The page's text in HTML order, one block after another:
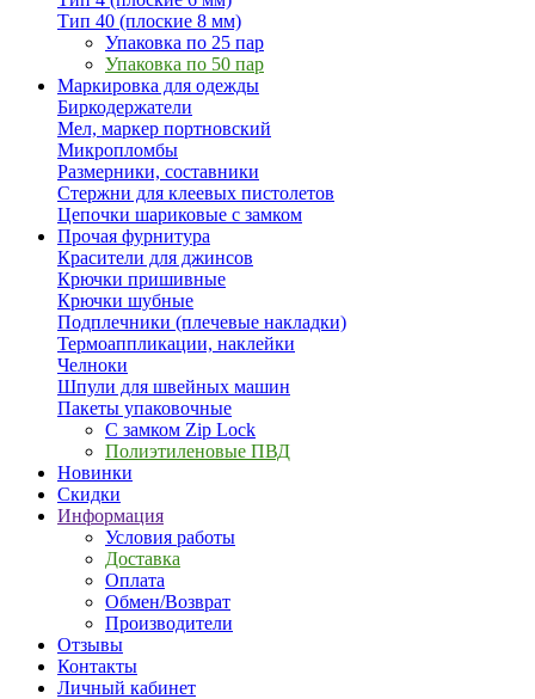
Тип 40 (плоские 8 мм)
Упаковка по 25 пар
Упаковка по 50 пар
Маркировка для одежды
Биркодержатели
Мел, маркер портновский
Микропломбы
Размерники, составники
Стержни для клеевых пистолетов
Цепочки шариковые с замком
Прочая фурнитура
Красители для джинсов
Крючки пришивные
Крючки шубные
Подплечники (плечевые накладки)
Термоаппликации, наклейки
Челноки
Шпули для швейных машин
Пакеты упаковочные
С замком Zip Lock
Полиэтиленовые ПВД
Новинки
Скидки
Информация
Условия работы
Доставка
Оплата
Обмен/Возврат
Производители
Отзывы
Контакты
Личный кабинет